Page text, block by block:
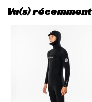
Vu(s) récemment